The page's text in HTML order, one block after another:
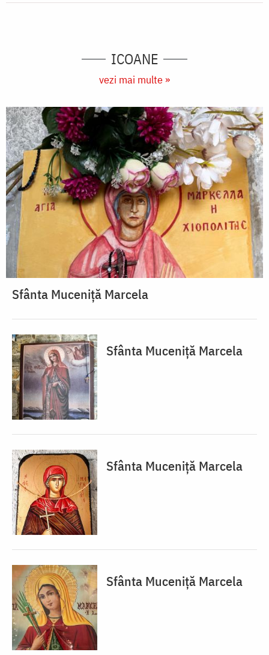
ICOANE
vezi mai multe »
Sfânta Muceniță Marcela
Sfânta Muceniță Marcela
Sfânta Muceniță Marcela
Sfânta Muceniță Marcela